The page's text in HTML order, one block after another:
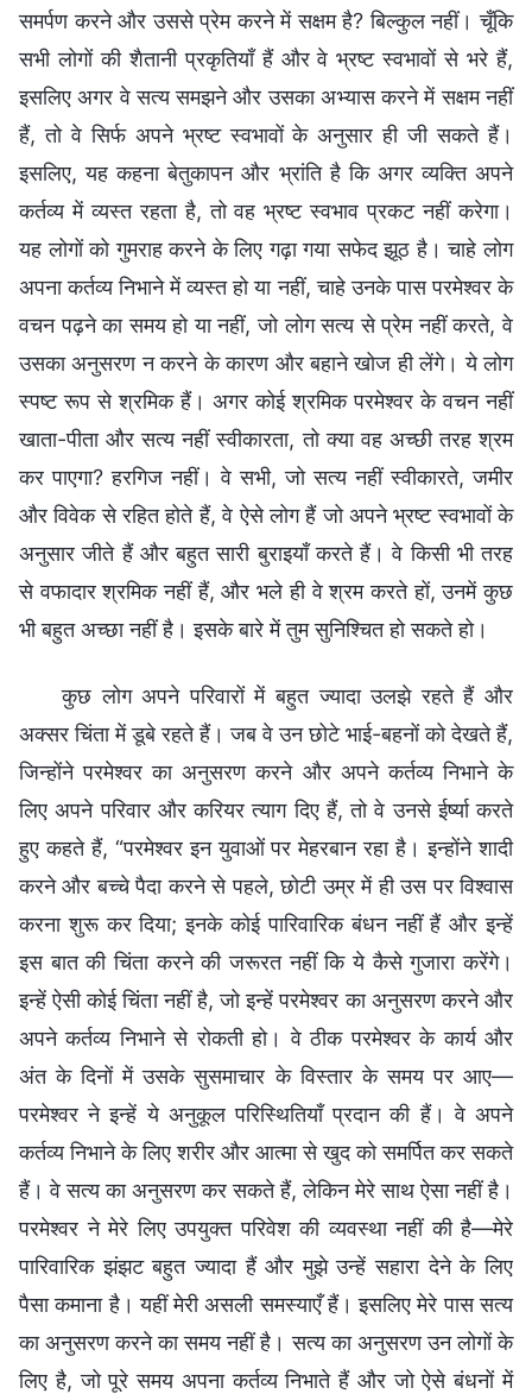
समर्पण करने और उससे प्रेम करने में सक्षम है? बिल्कुल नहीं। चूँकि
सभी लोगों की शैतानी प्रकृतियाँ हैं और वे भ्रष्ट स्वभावों से भरे हैं,
इसलिए अगर वे सत्य समझने और उसका अभ्यास करने में सक्षम नहीं
हैं, तो वे सिर्फ अपने भ्रष्ट स्वभावों के अनुसार ही जी सकते हैं।
इसलिए, यह कहना बेतुकापन और भ्रांति है कि अगर व्यक्ति अपने
कर्तव्य में व्यस्त रहता है, तो वह भ्रष्ट स्वभाव प्रकट नहीं करेगा।
यह लोगों को गुमराह करने के लिए गढ़ा गया सफेद झूठ है। चाहे लोग
अपना कर्तव्य निभाने में व्यस्त हो या नहीं, चाहे उनके पास परमेश्वर के
वचन पढ़ने का समय हो या नहीं, जो लोग सत्य से प्रेम नहीं करते, वे
उसका अनुसरण न करने के कारण और बहाने खोज ही लेंगे। ये लोग
स्पष्ट रूप से श्रमिक हैं। अगर कोई श्रमिक परमेश्वर के वचन नहीं
खाता-पीता और सत्य नहीं स्वीकारता, तो क्या वह अच्छी तरह श्रम
कर पाएगा? हरगिज नहीं। वे सभी, जो सत्य नहीं स्वीकारते, जमीर
और विवेक से रहित होते हैं, वे ऐसे लोग हैं जो अपने भ्रष्ट स्वभावों के
अनुसार जीते हैं और बहुत सारी बुराइयाँ करते हैं। वे किसी भी तरह
से वफादार श्रमिक नहीं हैं, और भले ही वे श्रम करते हों, उनमें कुछ
भी बहुत अच्छा नहीं है। इसके बारे में तुम सुनिश्चित हो सकते हो।
कुछ लोग अपने परिवारों में बहुत ज्यादा उलझे रहते हैं और
अक्सर चिंता में डूबे रहते हैं। जब वे उन छोटे भाई-बहनों को देखते हैं,
जिन्होंने परमेश्वर का अनुसरण करने और अपने कर्तव्य निभाने के
लिए अपने परिवार और करियर त्याग दिए हैं, तो वे उनसे ईर्ष्या करते
हुए कहते हैं, “परमेश्वर इन युवाओं पर मेहरबान रहा है। इन्होंने शादी
करने और बच्चे पैदा करने से पहले, छोटी उम्र में ही उस पर विश्वास
करना शुरू कर दिया; इनके कोई पारिवारिक बंधन नहीं हैं और इन्हें
इस बात की चिंता करने की जरूरत नहीं कि ये कैसे गुजारा करेंगे।
इन्हें ऐसी कोई चिंता नहीं है, जो इन्हें परमेश्वर का अनुसरण करने और
अपने कर्तव्य निभाने से रोकती हो। वे ठीक परमेश्वर के कार्य और
अंत के दिनों में उसके सुसमाचार के विस्तार के समय पर आए—
परमेश्वर ने इन्हें ये अनुकूल परिस्थितियाँ प्रदान की हैं। वे अपने
कर्तव्य निभाने के लिए शरीर और आत्मा से खुद को समर्पित कर सकते
हैं। वे सत्य का अनुसरण कर सकते हैं, लेकिन मेरे साथ ऐसा नहीं है।
परमेश्वर ने मेरे लिए उपयुक्त परिवेश की व्यवस्था नहीं की है—मेरे
पारिवारिक झंझट बहुत ज्यादा हैं और मुझे उन्हें सहारा देने के लिए
पैसा कमाना है। यहीं मेरी असली समस्याएँ हैं। इसलिए मेरे पास सत्य
का अनुसरण करने का समय नहीं है। सत्य का अनुसरण उन लोगों के
लिए है, जो पूरे समय अपना कर्तव्य निभाते हैं और जो ऐसे बंधनों में